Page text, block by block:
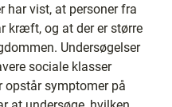
har vist, at personer fra
kræft, og at der er større
Undersøgelser
sociale klasser
opstår symptomer på